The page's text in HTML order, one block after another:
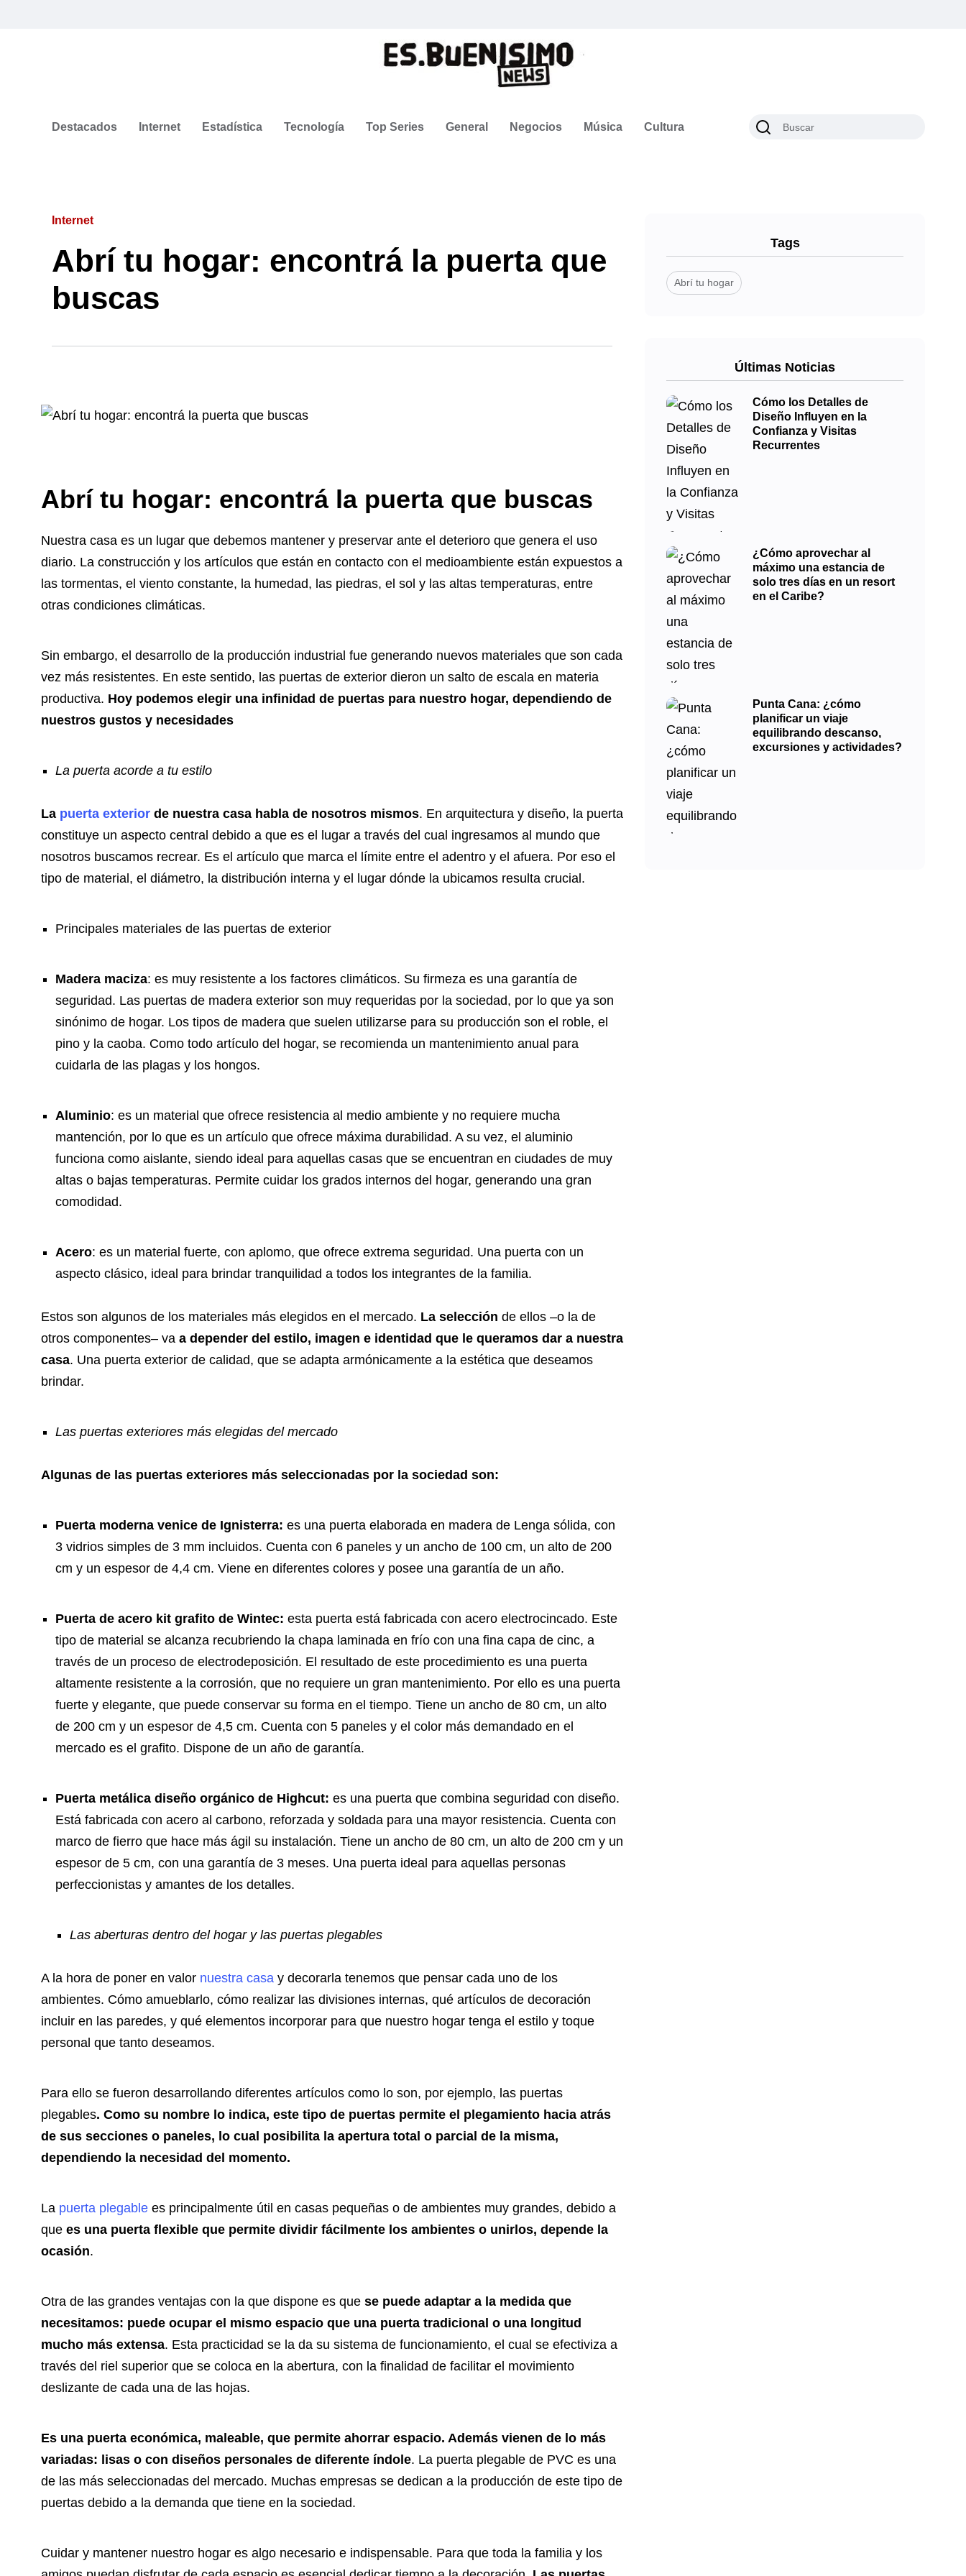
Destacados Internet Estadística Tecnología Top Series General Negocios Música Cultura
Internet
Abrí tu hogar: encontrá la puerta que
buscas
Abrí tu hogar: encontrá la puerta que buscas
Nuestra casa es un lugar que debemos mantener y preservar ante el deterioro que genera el uso
diario. La construcción y los artículos que están en contacto con el medioambiente están expuestos a
las tormentas, el viento constante, la humedad, las piedras, el sol y las altas temperaturas, entre
otras condiciones climáticas.
Sin embargo, el desarrollo de la producción industrial fue generando nuevos materiales que son cada
vez más resistentes. En este sentido, las puertas de exterior dieron un salto de escala en materia
productiva. Hoy podemos elegir una infinidad de puertas para nuestro hogar, dependiendo de
nuestros gustos y necesidades
La puerta acorde a tu estilo
La puerta exterior de nuestra casa habla de nosotros mismos. En arquitectura y diseño, la puerta
constituye un aspecto central debido a que es el lugar a través del cual ingresamos al mundo que
nosotros buscamos recrear. Es el artículo que marca el límite entre el adentro y el afuera. Por eso el
tipo de material, el diámetro, la distribución interna y el lugar dónde la ubicamos resulta crucial.
Principales materiales de las puertas de exterior
Madera maciza: es muy resistente a los factores climáticos. Su firmeza es una garantía de
seguridad. Las puertas de madera exterior son muy requeridas por la sociedad, por lo que ya son
sinónimo de hogar. Los tipos de madera que suelen utilizarse para su producción son el roble, el
pino y la caoba. Como todo artículo del hogar, se recomienda un mantenimiento anual para
cuidarla de las plagas y los hongos.
Aluminio: es un material que ofrece resistencia al medio ambiente y no requiere mucha
mantención, por lo que es un artículo que ofrece máxima durabilidad. A su vez, el aluminio
funciona como aislante, siendo ideal para aquellas casas que se encuentran en ciudades de muy
altas o bajas temperaturas. Permite cuidar los grados internos del hogar, generando una gran
comodidad.
Acero: es un material fuerte, con aplomo, que ofrece extrema seguridad. Una puerta con un
aspecto clásico, ideal para brindar tranquilidad a todos los integrantes de la familia.
Estos son algunos de los materiales más elegidos en el mercado. La selección de ellos –o la de
otros componentes– va a depender del estilo, imagen e identidad que le queramos dar a nuestra
casa. Una puerta exterior de calidad, que se adapta armónicamente a la estética que deseamos
brindar.
Las puertas exteriores más elegidas del mercado
Algunas de las puertas exteriores más seleccionadas por la sociedad son:
Puerta moderna venice de Ignisterra: es una puerta elaborada en madera de Lenga sólida, con
3 vidrios simples de 3 mm incluidos. Cuenta con 6 paneles y un ancho de 100 cm, un alto de 200
cm y un espesor de 4,4 cm. Viene en diferentes colores y posee una garantía de un año.
Puerta de acero kit grafito de Wintec: esta puerta está fabricada con acero electrocincado. Este
tipo de material se alcanza recubriendo la chapa laminada en frío con una fina capa de cinc, a
través de un proceso de electrodeposición. El resultado de este procedimiento es una puerta
altamente resistente a la corrosión, que no requiere un gran mantenimiento. Por ello es una puerta
fuerte y elegante, que puede conservar su forma en el tiempo. Tiene un ancho de 80 cm, un alto
de 200 cm y un espesor de 4,5 cm. Cuenta con 5 paneles y el color más demandado en el
mercado es el grafito. Dispone de un año de garantía.
Puerta metálica diseño orgánico de Highcut: es una puerta que combina seguridad con diseño.
Está fabricada con acero al carbono, reforzada y soldada para una mayor resistencia. Cuenta con
marco de fierro que hace más ágil su instalación. Tiene un ancho de 80 cm, un alto de 200 cm y un
espesor de 5 cm, con una garantía de 3 meses. Una puerta ideal para aquellas personas
perfeccionistas y amantes de los detalles.
Las aberturas dentro del hogar y las puertas plegables
A la hora de poner en valor nuestra casa y decorarla tenemos que pensar cada uno de los
ambientes. Cómo amueblarlo, cómo realizar las divisiones internas, qué artículos de decoración
incluir en las paredes, y qué elementos incorporar para que nuestro hogar tenga el estilo y toque
personal que tanto deseamos.
Para ello se fueron desarrollando diferentes artículos como lo son, por ejemplo, las puertas
plegables. Como su nombre lo indica, este tipo de puertas permite el plegamiento hacia atrás
de sus secciones o paneles, lo cual posibilita la apertura total o parcial de la misma,
dependiendo la necesidad del momento.
La puerta plegable es principalmente útil en casas pequeñas o de ambientes muy grandes, debido a
que es una puerta flexible que permite dividir fácilmente los ambientes o unirlos, depende la
ocasión.
Otra de las grandes ventajas con la que dispone es que se puede adaptar a la medida que
necesitamos: puede ocupar el mismo espacio que una puerta tradicional o una longitud
mucho más extensa. Esta practicidad se la da su sistema de funcionamiento, el cual se efectiviza a
través del riel superior que se coloca en la abertura, con la finalidad de facilitar el movimiento
deslizante de cada una de las hojas.
Es una puerta económica, maleable, que permite ahorrar espacio. Además vienen de lo más
variadas: lisas o con diseños personales de diferente índole. La puerta plegable de PVC es una
de las más seleccionadas del mercado. Muchas empresas se dedican a la producción de este tipo de
puertas debido a la demanda que tiene en la sociedad.
Cuidar y mantener nuestro hogar es algo necesario e indispensable. Para que toda la familia y los
Tags
Abrí tu hogar
Últimas Noticias
Cómo los Detalles de
Diseño Influyen en la
Confianza y Visitas
Recurrentes
¿Cómo aprovechar al
máximo una estancia de
solo tres días en un resort
en el Caribe?
Punta Cana: ¿cómo
planificar un viaje
equilibrando descanso,
excursiones y actividades?